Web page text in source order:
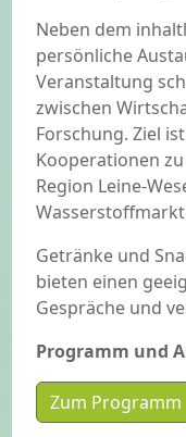
Neben dem
persönliche
Veranstaltung
zwischen
Forschung. Ziel
Kooperationen
Region Leine-
Getränke und
bieten einen
Gespräche und
Programm und
Zum Programm